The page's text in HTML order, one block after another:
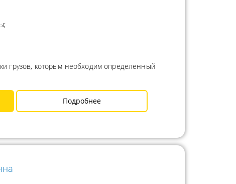
грузов, которым необходим определенный
Подробнее